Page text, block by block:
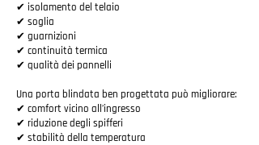
✔ isolamento del telaio
✔ soglia
✔ guarnizioni
✔ continuità termica
✔ qualità dei pannelli
Una porta blindata ben progettata può migliorare:
✔ comfort vicino all’ingresso
✔ riduzione degli spifferi
✔ stabilità della temperatura